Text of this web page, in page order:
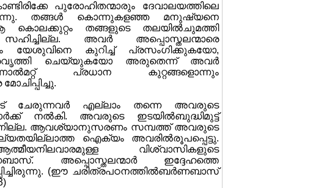
പുരോഹിതന്മാരും ദേവാലയത്തിലെ
തങ്ങള്‍ കൊന്നുകളഞ്ഞ മനുഷ്യനെ
ആ കൊലക്കുറ്റം തങ്ങളുടെ തലയില്‍ചുമത്തി
അവര്‍ അപ്പൊസ്തലന്മാരെ
യേശുവിനെ കുറിച്ച് പ്രസംഗിക്കുകയോ,
ചെയ്യുകയോ അരുതെന്ന് അവര്‍
പ്രധാന കുറ്റങ്ങളൊന്നും
ചേരുന്നവര്‍ എല്ലാം തന്നെ അവരുടെ
നല്‍കി. അവരുടെ ഇടയില്‍ബുദ്ധിമുട്ട്
ആവശ്യാനുസരണം സമ്പത്ത് അവരുടെ
ഐക്യം അവരില്‍രൂപപ്പെട്ടു.
വിശ്വാസികളുടെ
അപ്പൊസ്തലന്മാര്‍ ഇദ്ദേഹത്തെ
(ഈ ചരിത്രപഠനത്തില്‍ബര്‍ണബാസ്